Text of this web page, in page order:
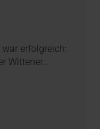
erfolgreich:
Wittener…